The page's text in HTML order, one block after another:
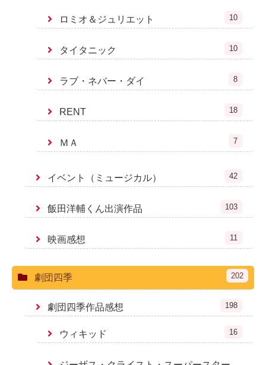
ロミオ＆ジュリエット 10
タイタニック 10
ラブ・ネバー・ダイ 8
RENT 18
ＭＡ 7
イベント（ミュージカル） 42
飯田洋輔くん出演作品 103
映画感想 11
劇団四季 202
劇団四季作品感想 198
ウィキッド 16